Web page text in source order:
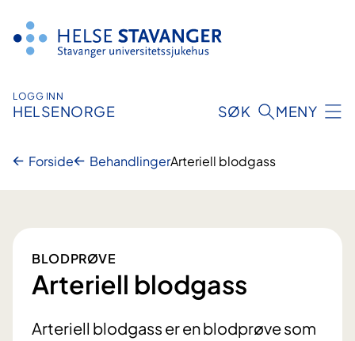
innhold
LOGG INN
HELSENORGE SØK MENY
Forside BehandlingerArteriell blodgass
BLODPRØVE
Arteriell blodgass
Arteriell blodgass er en blodprøve som